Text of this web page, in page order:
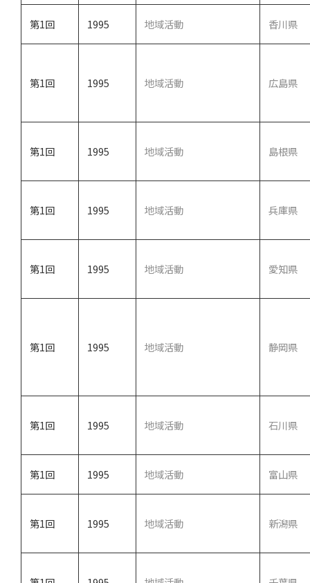
第1回 1995 地域活動 香川県
第1回 1995 地域活動 広島県
第1回 1995 地域活動 島根県
第1回 1995 地域活動 兵庫県
第1回 1995 地域活動 愛知県
第1回 1995 地域活動 静岡県
第1回 1995 地域活動 石川県
第1回 1995 地域活動 富山県
第1回 1995 地域活動 新潟県